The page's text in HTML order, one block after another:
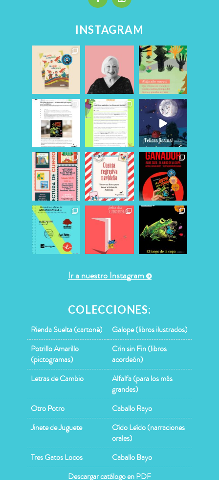
INSTAGRAM
Ir a nuestro Instagram
COLECCIONES:
Rienda Suelta (cartoné)
Galope (libros ilustrados)
Potrillo Amarillo
(pictogramas)
Crin sin Fin (libros
acordeón)
Letras de Cambio
Alfalfa (para los más
grandes)
Otro Potro
Caballo Rayo
Jinete de Juguete
Oído Leído (narraciones
orales)
Tres Gatos Locos
Caballo Bayo
Descargar catálogo en PDF